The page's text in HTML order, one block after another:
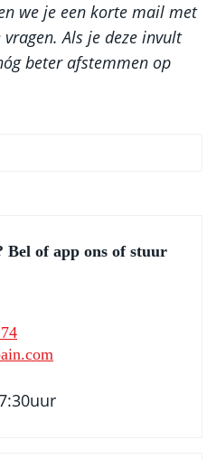
we je een korte mail met
Als je deze invult
beter afstemmen op
Bel of app ons of stuur